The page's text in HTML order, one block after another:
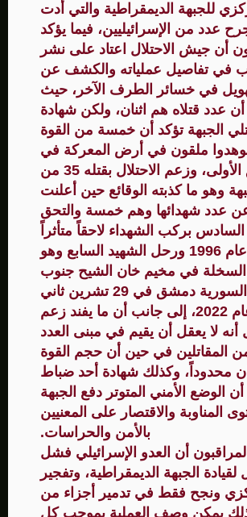
للجبهة الديمقراطية والتي أدت
عدد من الإسرائيليين، فيما يؤكد
أن جيش الاحتلال اعتاد على نشر
في تفاصيل عملياته والكشف عن
في خسائر الطرف الآخر، حيث
أن عدد قتلاه هم اثنان، ولكن شهادة
الجبهة تؤكد أن خمسة من القوة
ملقون في أرض المعركة في
الدقائق الأولى، وزعم الاحتلال بقتله 35 من
وهو ما كذبته الوقائع حين أعلنت
عن عدد شهدائها وهم خمسة والتحق
السادس بركب الشهداء لاحقاً متأثراً
بجراحه عام 1996 ورحل الشهيد السابع وهو
في مخيم خان الشيح جنوب
العاصمة السورية دمشق في 29 تشرين ثاني
(نوفمبر) عام 2022، إلى جانب أن ما يفند زعم
أنه لا يعقل أن يقيم في مبنى العدد
من المقاتلين في حين أن حجم القوة
محدوداً، وكذلك شهادة أحد ضباط
أن الوضع الأمني المتوتر دفع الجبهة
المناوبة والاقتصار على المعنيين
بالأمن والحراسات.
أن العدو الإسرائيلي فشل
الجبهة الديمقراطية، وتفجير
ونجح فقط في تدمير أجزاء من
يمكن وصف العملية بموجب كل